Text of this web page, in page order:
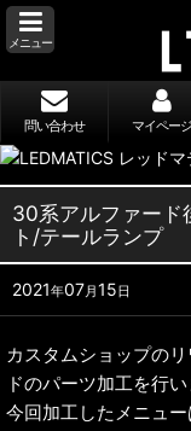
メニュー
問い合わせ マイページ
30系アルファード
ト/テールランプ
2021年07月15日
カスタムショップの
ドのパーツ加工を行い
今回加工したメニュ